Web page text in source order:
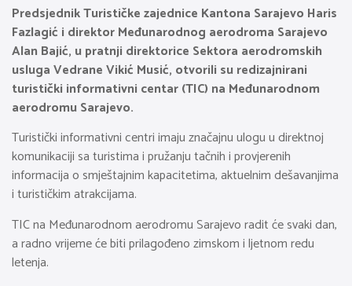
Predsjednik Turističke zajednice Kantona Sarajevo Haris
Fazlagić i direktor Međunarodnog aerodroma Sarajevo
Alan Bajić, u pratnji direktorice Sektora aerodromskih
usluga Vedrane Vikić Musić, otvorili su redizajnirani
turistički informativni centar (TIC) na Međunarodnom
aerodromu Sarajevo.
Turistički informativni centri imaju značajnu ulogu u direktnoj
komunikaciji sa turistima i pružanju tačnih i provjerenih
informacija o smještajnim kapacitetima, aktuelnim dešavanjima
i turističkim atrakcijama.
TIC na Međunarodnom aerodromu Sarajevo radit će svaki dan,
a radno vrijeme će biti prilagođeno zimskom i ljetnom redu
letenja.